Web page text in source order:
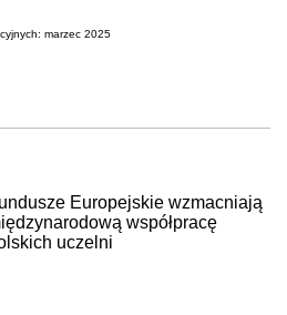
marzec 2025
Europejskie wzmacniają
współpracę
uczelni